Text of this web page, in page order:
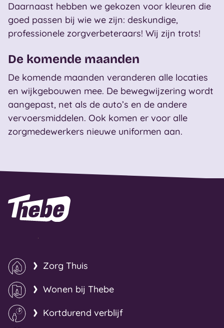
Daarnaast hebben we gekozen voor kleuren die
goed passen bij wie we zijn: deskundige,
professionele zorgverbeteraars! Wij zijn trots!
De komende maanden
De komende maanden veranderen alle locaties
en wijkgebouwen mee. De bewegwijzering wordt
aangepast, net als de auto’s en de andere
vervoersmiddelen. Ook komen er voor alle
zorgmedewerkers nieuwe uniformen aan.
Naar homepage
Zorg Thuis
Wonen bij Thebe
Kortdurend verblijf